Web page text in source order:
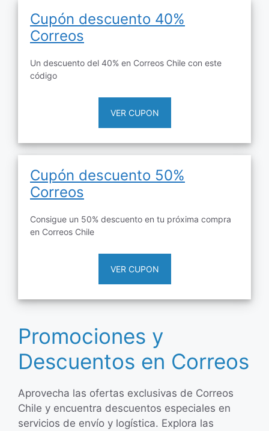
Cupón descuento 40%
Correos
Un descuento del 40% en Correos Chile con este
código
VER CUPON
Cupón descuento 50%
Correos
Consigue un 50% descuento en tu próxima compra
en Correos Chile
VER CUPON
Promociones y
Descuentos en Correos
Aprovecha las ofertas exclusivas de Correos
Chile y encuentra descuentos especiales en
servicios de envío y logística. Explora las